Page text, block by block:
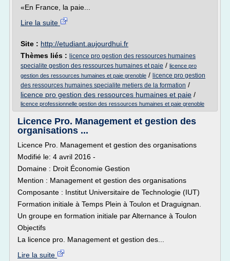
«En France, la paie...
Lire la suite
Site : http://etudiant.aujourdhui.fr
Thèmes liés : licence pro gestion des ressources humaines
specialite gestion des ressources humaines et paie / licence pro
gestion des ressources humaines et paie grenoble / licence pro gestion
des ressources humaines specialite metiers de la formation /
licence pro gestion des ressources humaines et paie /
licence professionnelle gestion des ressources humaines et paie grenoble
Licence Pro. Management et gestion des
organisations ...
Licence Pro. Management et gestion des organisations
Modifié le: 4 avril 2016 -
Domaine : Droit Économie Gestion
Mention : Management et gestion des organisations
Composante : Institut Universitaire de Technologie (IUT)
Formation initiale à Temps Plein à Toulon et Draguignan.
Un groupe en formation initiale par Alternance à Toulon
Objectifs
La licence pro. Management et gestion des...
Lire la suite